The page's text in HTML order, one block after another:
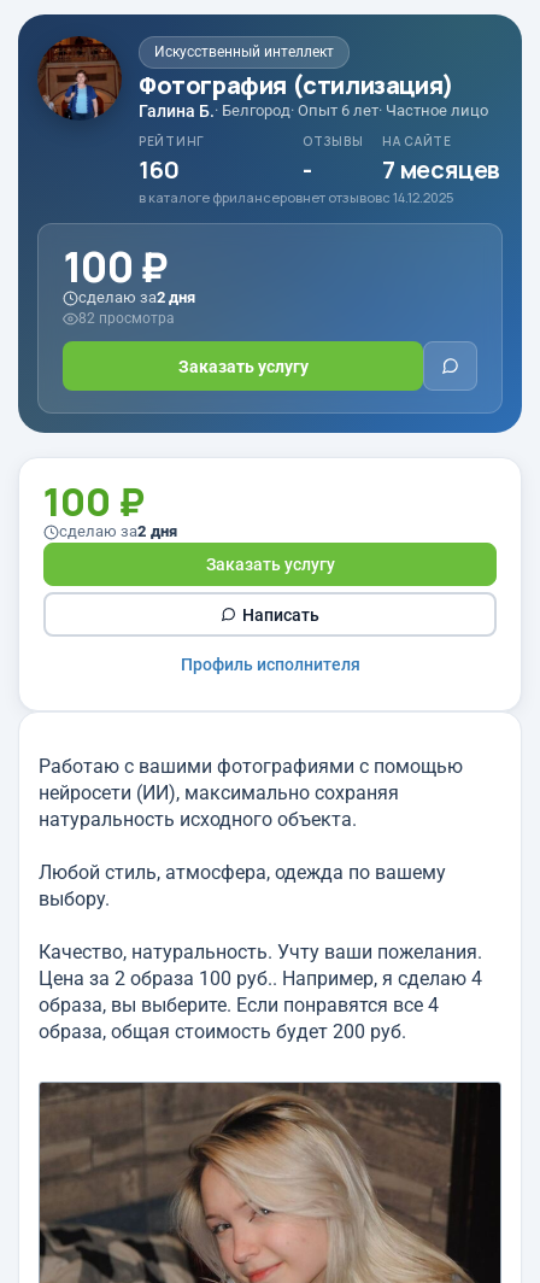
Искусственный интеллект
Фотография (стилизация)
Галина Б.· Белгород· Опыт 6 лет· Частное лицо
РЕЙТИНГ
160
в каталоге фрилансеров
ОТЗЫВЫ
-
нет отзывов
НА САЙТЕ
7 месяцев
с 14.12.2025
100 ₽
сделаю за2 дня
82 просмотра
Заказать услугу
Работаю с вашими фотографиями с помощью
нейросети (ИИ), максимально сохраняя
натуральность исходного объекта.
Любой стиль, атмосфера, одежда по вашему
выбору.
Качество, натуральность. Учту ваши пожелания.
Цена за 2 образа 100 руб.. Например, я сделаю 4
образа, вы выберите. Если понравятся все 4
образа, общая стоимость будет 200 руб.
100 ₽
сделаю за2 дня
Заказать услугу
Написать
Профиль исполнителя